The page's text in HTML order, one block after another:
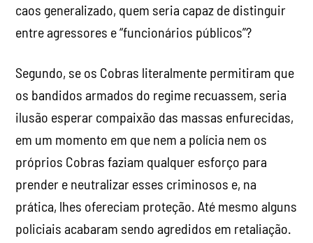
caos generalizado, quem seria capaz de distinguir
entre agressores e “funcionários públicos”?
Segundo, se os Cobras literalmente permitiram que
os bandidos armados do regime recuassem, seria
ilusão esperar compaixão das massas enfurecidas,
em um momento em que nem a polícia nem os
próprios Cobras faziam qualquer esforço para
prender e neutralizar esses criminosos e, na
prática, lhes ofereciam proteção. Até mesmo alguns
policiais acabaram sendo agredidos em retaliação.